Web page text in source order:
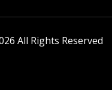
All Rights Reserved